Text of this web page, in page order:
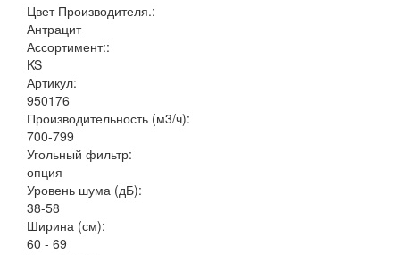
Цвет Производителя.:
Антрацит
Ассортимент::
KS
Артикул:
950176
Производительность (м3/ч):
700-799
Угольный фильтр:
опция
Уровень шума (дБ):
38-58
Ширина (см):
60 - 69